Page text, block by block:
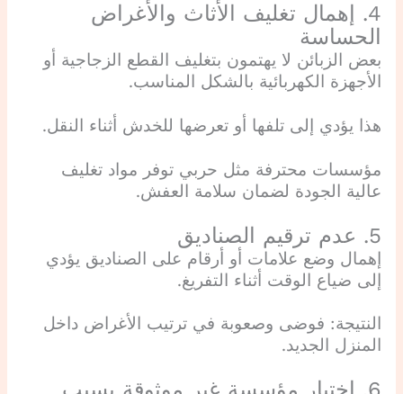
4. إهمال تغليف الأثاث والأغراض
الحساسة
بعض الزبائن لا يهتمون بتغليف القطع الزجاجية أو
الأجهزة الكهربائية بالشكل المناسب.
هذا يؤدي إلى تلفها أو تعرضها للخدش أثناء النقل.
مؤسسات محترفة مثل حربي توفر مواد تغليف
عالية الجودة لضمان سلامة العفش.
5. عدم ترقيم الصناديق
إهمال وضع علامات أو أرقام على الصناديق يؤدي
إلى ضياع الوقت أثناء التفريغ.
النتيجة: فوضى وصعوبة في ترتيب الأغراض داخل
المنزل الجديد.